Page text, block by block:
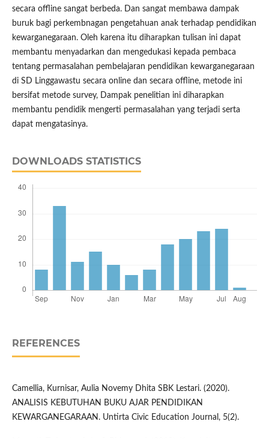
secara offline sangat berbeda. Dan sangat membawa dampak
buruk bagi perkembnagan pengetahuan anak terhadap pendidikan
kewarganegaraan. Oleh karena itu diharapkan tulisan ini dapat
membantu menyadarkan dan mengedukasi kepada pembaca
tentang permasalahan pembelajaran pendidikan kewarganegaraan
di SD Linggawastu secara online dan secara offline, metode ini
bersifat metode survey, Dampak penelitian ini diharapkan
membantu pendidik mengerti permasalahan yang terjadi serta
dapat mengatasinya.
DOWNLOADS STATISTICS
REFERENCES
Camellia, Kurnisar, Aulia Novemy Dhita SBK Lestari. (2020).
ANALISIS KEBUTUHAN BUKU AJAR PENDIDIKAN
KEWARGANEGARAAN. Untirta Civic Education Journal, 5(2).